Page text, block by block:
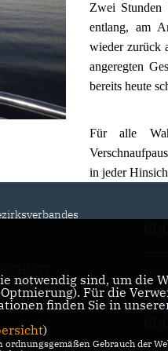
Zwei Stunden
entlang, am
wieder zurück
angeregten
bereits heute
Für alle
in jeder
notwendig sind, um
Für die
finden Sie in
)
Gebrauch der